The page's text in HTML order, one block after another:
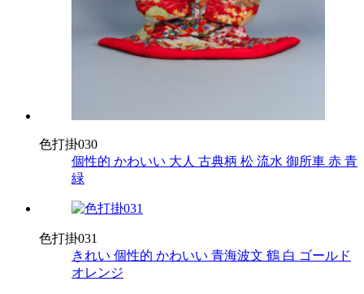
色打掛030
個性的 かわいい 大人 古典柄 松 流水 御所車 赤 青
緑
色打掛031
きれい 個性的 かわいい 青海波文 鶴 白 ゴールド
オレンジ